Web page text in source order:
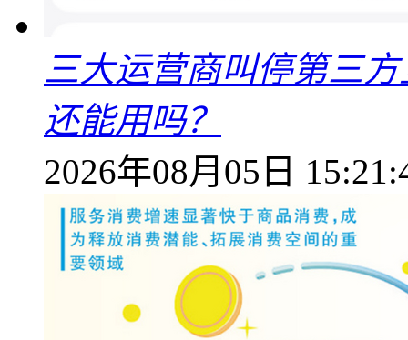
三大运营商叫停第三
还能用吗？
2026年08月05日